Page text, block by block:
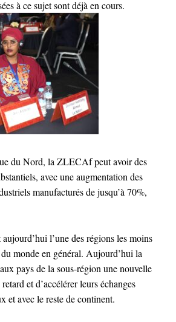
à ce sujet sont déjà en cours.
du Nord, la ZLECAf peut avoir des
avec une augmentation des
manufacturés de jusqu’à 70%,
l’une des régions les moins
monde en général. Aujourd’hui la
pays de la sous-région une nouvelle
et d’accélérer leurs échanges
et avec le reste de continent.